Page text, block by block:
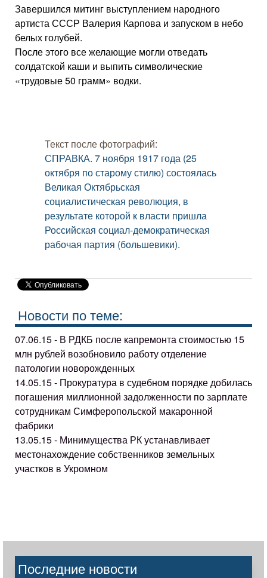
Завершился митинг выступлением народного
артиста СССР Валерия Карпова и запуском в небо
белых голубей.
После этого все желающие могли отведать
солдатской каши и выпить символические
«трудовые 50 грамм» водки.
Текст после фотографий:
СПРАВКА. 7 ноября 1917 года (25
октября по старому стилю) состоялась
Великая Октябрьская
социалистическая революция, в
результате которой к власти пришла
Российская социал-демократическая
рабочая партия (большевики).
Новости по теме:
07.06.15 - В РДКБ после капремонта стоимостью 15
млн рублей возобновило работу отделение
патологии новорожденных
14.05.15 - Прокуратура в судебном порядке добилась
погашения миллионной задолженности по зарплате
сотрудникам Симферопольской макаронной
фабрики
13.05.15 - Минимущества РК устанавливает
местонахождение собственников земельных
участков в Укромном
Последние новости